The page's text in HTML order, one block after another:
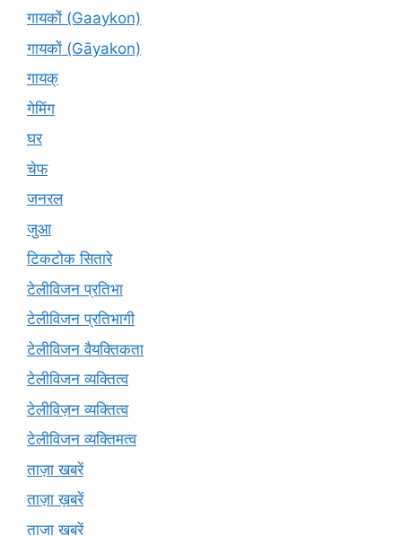
गायकों (Gaaykon)
गायकों (Gāyakon)
गायक्
गेमिंग
घर
चेफ
जनरल
जुआ
टिकटोक सितारे
टेलीविजन प्रतिभा
टेलीविजन प्रतिभागी
टेलीविजन वैयक्तिकता
टेलीविजन व्यक्तित्व
टेलीविज़न व्यक्तित्व
टेलीविजन व्यक्तिमत्व
ताज़ा खबरें
ताज़ा ख़बरें
ताजा खबरें